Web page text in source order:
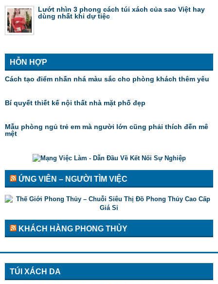
Lướt nhìn 3 phong cách túi xách của sao Việt hay
dùng nhất khi dự tiệc
HỖN HỢP
Cách tạo điểm nhấn nhá màu sắc cho phòng khách thêm yêu
Bí quyết thiết kế nội thất nhà mặt phố đẹp
Mẫu phòng ngủ trẻ em mà người lớn cũng phải thích đến mê
mệt
ỨNG VIÊN – NGƯỜI TÌM VIỆC
KHÁCH HÀNG PHONG THỦY
TÚI XÁCH DA